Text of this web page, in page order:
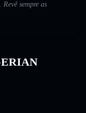
sempre as